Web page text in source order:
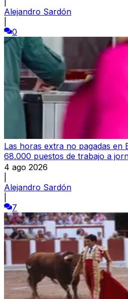
Alejandro Sardón
0
Las horas extra no pagadas en
68.000 puestos de trabajo a
4 ago 2026
Alejandro Sardón
7